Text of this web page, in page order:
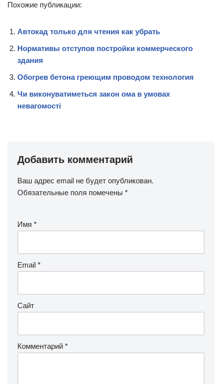
Похожие публикации:
Автокад только для чтения как убрать
Нормативы отступов постройки коммерческого
здания
Обогрев бетона греющим проводом технология
Чи виконуватиметься закон ома в умовах
невагомості
Добавить комментарий
Ваш адрес email не будет опубликован.
Обязательные поля помечены *
Имя *
Email *
Сайт
Комментарий *